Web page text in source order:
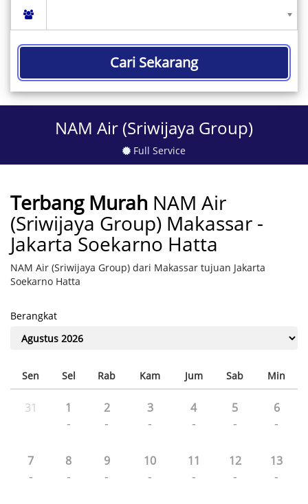
Cari Sekarang
NAM Air (Sriwijaya Group)
Full Service
Terbang Murah NAM Air
(Sriwijaya Group) Makassar -
Jakarta Soekarno Hatta
NAM Air (Sriwijaya Group) dari Makassar tujuan Jakarta
Soekarno Hatta
Berangkat
Sen Sel Rab Kam Jum Sab Min
31 1
-
2
-
3
-
4
-
5
-
6
-
7
-
8
-
9
-
10
-
11
-
12
-
13
-